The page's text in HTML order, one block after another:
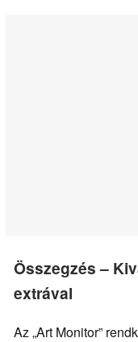
Összegzés –
extrával
Az „Art Monitor”